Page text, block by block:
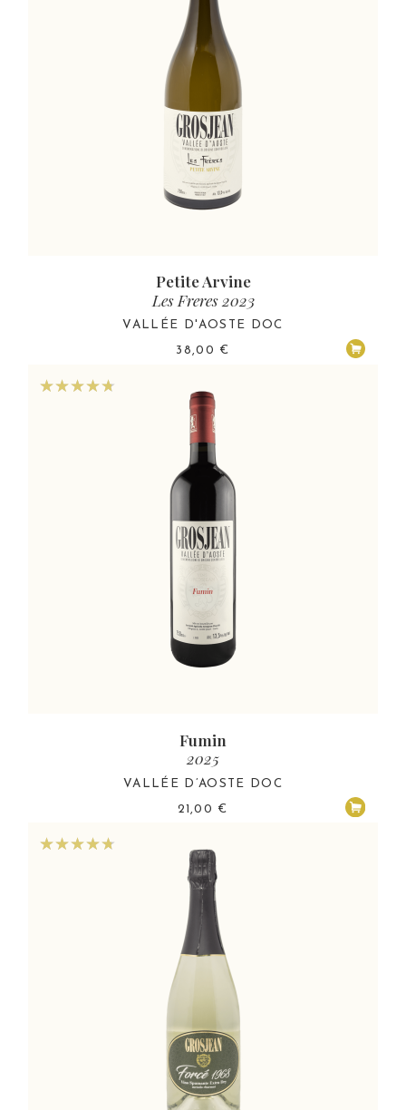
Petite Arvine
Les Freres 2023
VALLÉE D'AOSTE DOC
38,00 €
Fumin
2025
VALLÉE D’AOSTE DOC
21,00 €